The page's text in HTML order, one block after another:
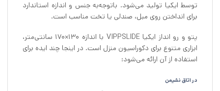
توسط ایکیا تولید می‌شود. باتوجه‌به جنس و اندازه استاندارد
برای انداختن روی مبل، صندلی یا تخت مناسب است.
پتو و رو انداز ایکیا VIPPSLIDE با اندازه 130×170 سانتی‌متر،
ابزاری متنوع برای دکوراسیون منزل است. در اینجا چند ایده برای
استفاده از آن ارائه می‌شود:
در اتاق نشیمن